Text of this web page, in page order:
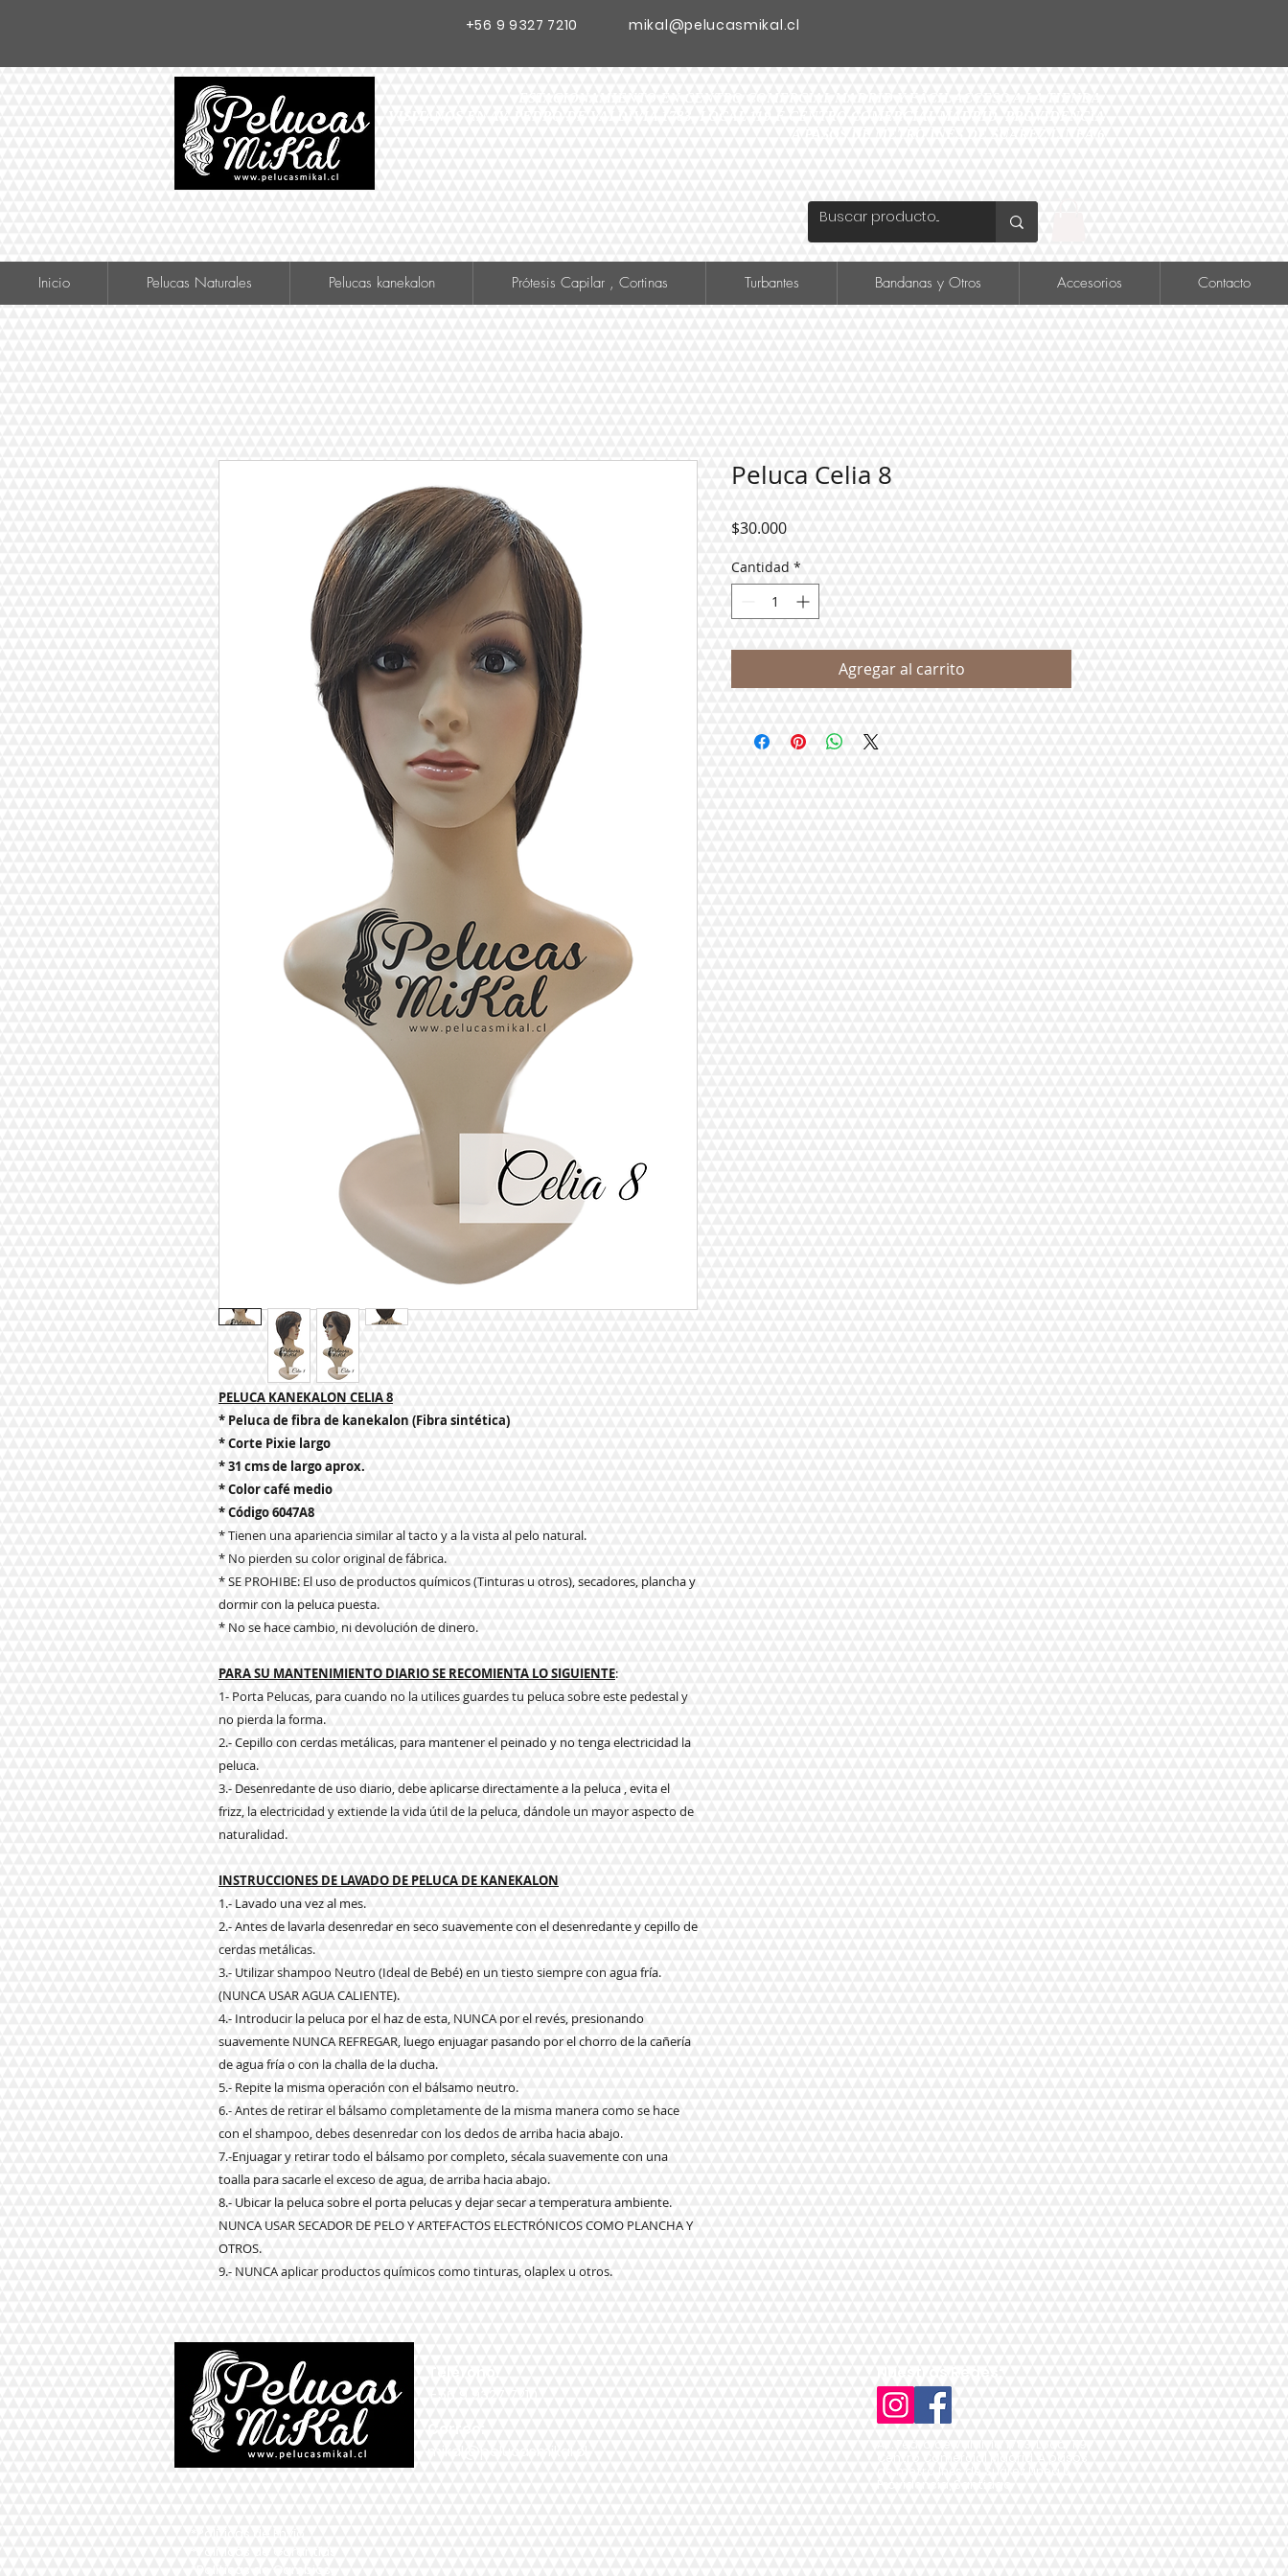
+56 9 9327 7210 mikal@pelucasmikal.cl
Inicio Pelucas Naturales Pelucas kanekalon Prótesis Capilar , Cortinas Turbantes Bandanas y Otros Accesorios Contacto
PELUCA KANEKALON CELIA 8
* Peluca de fibra de kanekalon (Fibra sintética)
* Corte Pixie largo
* 31 cms de largo aprox.
* Color café medio
* Código 6047A8
* Tienen una apariencia similar al tacto y a la vista al pelo natural.
* No pierden su color original de fábrica.
* SE PROHIBE: El uso de productos químicos (Tinturas u otros), secadores, plancha y
dormir con la peluca puesta.
* No se hace cambio, ni devolución de dinero.
PARA SU MANTENIMIENTO DIARIO SE RECOMIENTA LO SIGUIENTE:
1- Porta Pelucas, para cuando no la utilices guardes tu peluca sobre este pedestal y
no pierda la forma.
2.- Cepillo con cerdas metálicas, para mantener el peinado y no tenga electricidad la
peluca.
3.- Desenredante de uso diario, debe aplicarse directamente a la peluca , evita el
frizz, la electricidad y extiende la vida útil de la peluca, dándole un mayor aspecto de
naturalidad.
INSTRUCCIONES DE LAVADO DE PELUCA DE KANEKALON
1.- Lavado una vez al mes.
2.- Antes de lavarla desenredar en seco suavemente con el desenredante y cepillo de
cerdas metálicas.
3.- Utilizar shampoo Neutro (Ideal de Bebé) en un tiesto siempre con agua fría.
(NUNCA USAR AGUA CALIENTE).
4.- Introducir la peluca por el haz de esta, NUNCA por el revés, presionando
suavemente NUNCA REFREGAR, luego enjuagar pasando por el chorro de la cañería
de agua fría o con la challa de la ducha.
5.- Repite la misma operación con el bálsamo neutro.
6.- Antes de retirar el bálsamo completamente de la misma manera como se hace
con el shampoo, debes desenredar con los dedos de arriba hacia abajo.
7.-Enjuagar y retirar todo el bálsamo por completo, sécala suavemente con una
toalla para sacarle el exceso de agua, de arriba hacia abajo.
8.- Ubicar la peluca sobre el porta pelucas y dejar secar a temperatura ambiente.
NUNCA USAR SECADOR DE PELO Y ARTEFACTOS ELECTRÓNICOS COMO PLANCHA Y
OTROS.
9.- NUNCA aplicar productos químicos como tinturas, olaplex u otros.
Peluca Celia 8
$30.000Precio
Cantidad *
Agregar al carrito